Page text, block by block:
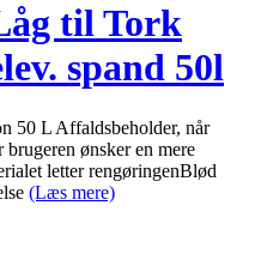
til Tork
spand 50l
205630
50 L Affaldsbeholder, når
ønsker en mere
letter rengøringenBlød
(Læs mere)